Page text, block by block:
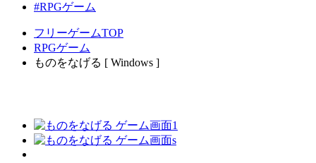
#RPGゲーム
フリーゲームTOP
RPGゲーム
ものをなげる [ Windows ]